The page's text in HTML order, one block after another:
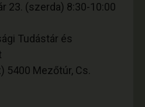
23. (szerda) 8:30-10:00
Tudástár és
5400 Mezőtúr, Cs.